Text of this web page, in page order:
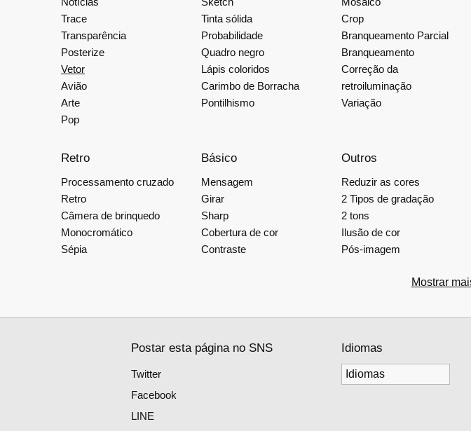
Trace
Transparência
Posterize
Vetor
Avião
Arte
Pop
Tinta sólida
Probabilidade
Quadro negro
Lápis coloridos
Carimbo de Borracha
Pontilhismo
Crop
Branqueamento Parcial
Branqueamento
Correção da
retroiluminação
Variação
Retro
Processamento cruzado
Retro
Câmera de brinquedo
Monocromático
Sépia
Básico
Mensagem
Girar
Sharp
Cobertura de cor
Contraste
Outros
Reduzir as cores
2 Tipos de gradação
2 tons
Ilusão de cor
Pós-imagem
Mostrar
Postar esta página no SNS
Twitter
Facebook
LINE
Idiomas